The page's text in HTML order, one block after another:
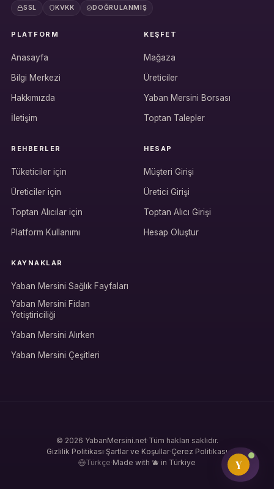
Hesabına giriş yap
Üretici / çiftçi paneli
SSL KVKK DOĞRULANMIŞ
PLATFORM
Anasayfa
Bilgi Merkezi
Hakkımızda
İletişim
KEŞFET
Mağaza
Üreticiler
Yaban Mersini Borsası
Toptan Talepler
REHBERLER
Tüketiciler için
Üreticiler için
Toptan Alıcılar için
Platform Kullanımı
HESAP
Müşteri Girişi
Üretici Girişi
Toptan Alıcı Girişi
Hesap Oluştur
KAYNAKLAR
Yaban Mersini Sağlık Fayfaları
Yaban Mersini Fidan
Yetiştiriciliği
Yaban Mersini Alırken
Yaban Mersini Çeşitleri
© 2026 YabanMersini.net·Tüm hakları saklıdır.
Gizlilik Politikası·Şartlar ve Koşullar·Çerez Politikası
Türkçe·Made with 🫐 in Türkiye Y